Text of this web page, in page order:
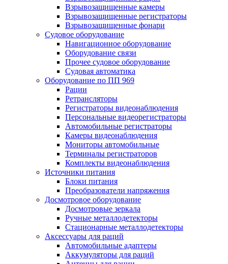
Взрывозащищенные камеры
Взрывозащищенные регистраторы
Взрывозащищенные фонари
Судовое оборудование
Навигационное оборудование
Оборудование связи
Прочее судовое оборудование
Судовая автоматика
Оборудование по ПП 969
Рации
Ретрансляторы
Регистраторы видеонаблюдения
Персональные видеорегистраторы
Автомобильные регистраторы
Камеры видеонаблюдения
Мониторы автомобильные
Терминалы регистраторов
Комплекты видеонаблюдения
Источники питания
Блоки питания
Преобразователи напряжения
Досмотровое оборудование
Досмотровые зеркала
Ручные металлодетекторы
Стационарные металлодетекторы
Аксессуары для раций
Автомобильные адаптеры
Аккумуляторы для раций